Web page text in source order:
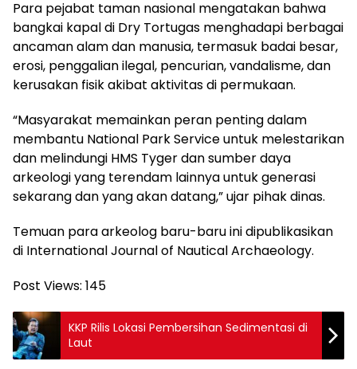
Para pejabat taman nasional mengatakan bahwa
bangkai kapal di Dry Tortugas menghadapi berbagai
ancaman alam dan manusia, termasuk badai besar,
erosi, penggalian ilegal, pencurian, vandalisme, dan
kerusakan fisik akibat aktivitas di permukaan.
“Masyarakat memainkan peran penting dalam
membantu National Park Service untuk melestarikan
dan melindungi HMS Tyger dan sumber daya
arkeologi yang terendam lainnya untuk generasi
sekarang dan yang akan datang,” ujar pihak dinas.
Temuan para arkeolog baru-baru ini dipublikasikan
di International Journal of Nautical Archaeology.
Post Views: 145
KKP Rilis Lokasi Pembersihan Sedimentasi di
Laut